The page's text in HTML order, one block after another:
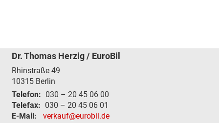
Dr. Thomas Herzig / EuroBil
Rhinstraße 49
10315 Berlin
Telefon: 030 – 20 45 06 00
Telefax: 030 – 20 45 06 01
E-Mail:
verkauf@eurobil.de